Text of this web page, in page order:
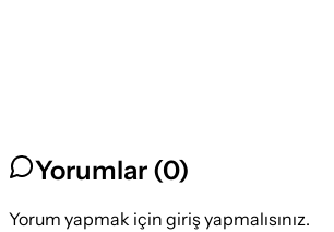
Yorumlar (0)
Yorum yapmak için giriş yapmalısınız.